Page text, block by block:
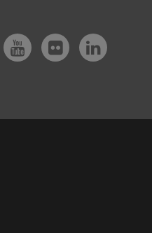
YoutubeFlickr